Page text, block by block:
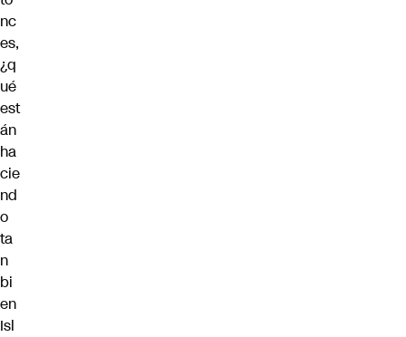
nc
es,
¿q
ué
est
án
ha
cie
nd
o
ta
n
bi
en
Isl